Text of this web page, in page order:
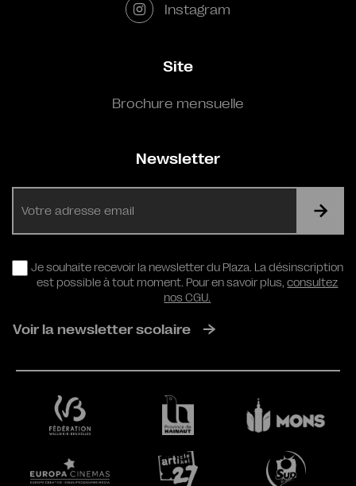
Instagram
Site
Brochure mensuelle
Newsletter
RGPD
Je souhaite recevoir la newsletter du Plaza. La désinscription
est possible à tout moment. Pour en savoir plus,consultez
nos CGU.
Voir la newsletter scolaire